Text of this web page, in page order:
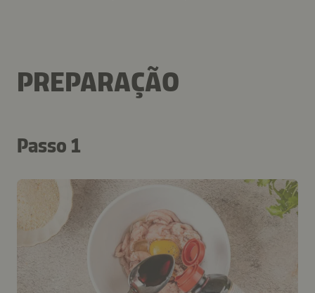
PREPARAÇÃO
Passo 1